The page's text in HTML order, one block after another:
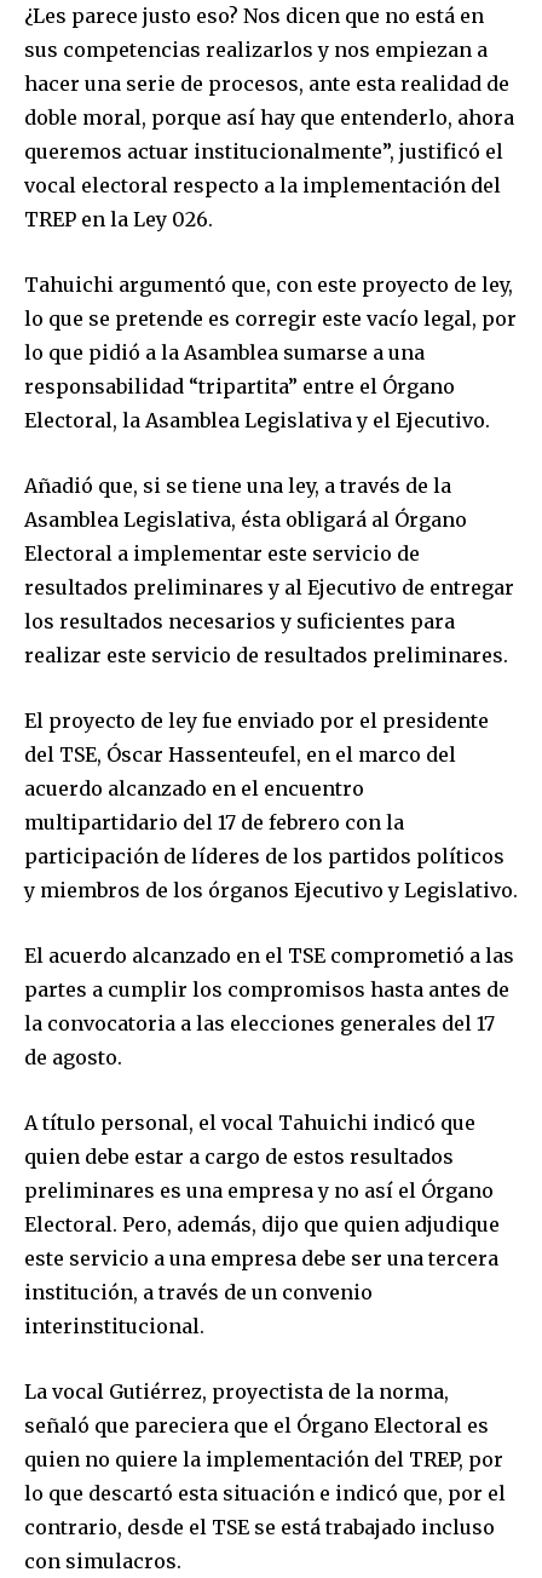
SUBSCRIBERS and be part of the
conversation.
To subscribe, simply enter your email address on our website
or click the subscribe button below. Don't worry, we respect
your privacy and won't spam your inbox. Your information is
safe with us.
SUBSCRIBE
I've read and accept thePrivacy Policy.
¿Les parece justo eso? Nos dicen que no está en
sus competencias realizarlos y nos empiezan a
hacer una serie de procesos, ante esta realidad de
doble moral, porque así hay que entenderlo, ahora
queremos actuar institucionalmente”, justificó el
vocal electoral respecto a la implementación del
TREP en la Ley 026.
Tahuichi argumentó que, con este proyecto de ley,
lo que se pretende es corregir este vacío legal, por
lo que pidió a la Asamblea sumarse a una
responsabilidad “tripartita” entre el Órgano
Electoral, la Asamblea Legislativa y el Ejecutivo.
Añadió que, si se tiene una ley, a través de la
Asamblea Legislativa, ésta obligará al Órgano
Electoral a implementar este servicio de
resultados preliminares y al Ejecutivo de entregar
los resultados necesarios y suficientes para
realizar este servicio de resultados preliminares.
El proyecto de ley fue enviado por el presidente
del TSE, Óscar Hassenteufel, en el marco del
acuerdo alcanzado en el encuentro
multipartidario del 17 de febrero con la
participación de líderes de los partidos políticos
y miembros de los órganos Ejecutivo y Legislativo.
El acuerdo alcanzado en el TSE comprometió a las
partes a cumplir los compromisos hasta antes de
la convocatoria a las elecciones generales del 17
de agosto.
A título personal, el vocal Tahuichi indicó que
quien debe estar a cargo de estos resultados
preliminares es una empresa y no así el Órgano
Electoral. Pero, además, dijo que quien adjudique
este servicio a una empresa debe ser una tercera
institución, a través de un convenio
interinstitucional.
La vocal Gutiérrez, proyectista de la norma,
señaló que pareciera que el Órgano Electoral es
quien no quiere la implementación del TREP, por
lo que descartó esta situación e indicó que, por el
contrario, desde el TSE se está trabajado incluso
con simulacros.